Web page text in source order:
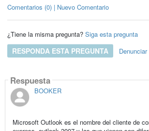
Comentarios (0) | Nuevo Comentario
¿Tiene la misma pregunta? Siga esta pregunta
RESPONDA ESTA PREGUNTA Denunciar
Respuesta
BOOKER
Microsoft Outlook es el nombre del cliente de